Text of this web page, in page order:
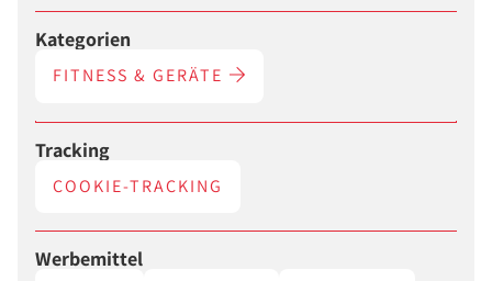
Kategorien
FITNESS & GERÄTE
Tracking
COOKIE-TRACKING
Werbemittel